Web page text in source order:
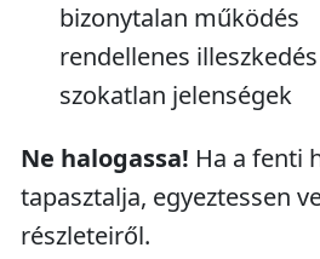
bizonytalan működés
rendellenes illeszkedés
szokatlan jelenségek
Ne halogassa! Ha a fenti
tapasztalja, egyeztessen
részleteiről.